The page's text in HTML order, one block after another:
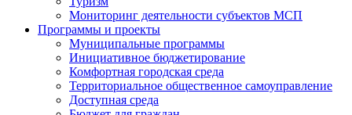
Мониторинг деятельности субъектов МСП
Программы и проекты
Муниципальные программы
Инициативное бюджетирование
Комфортная городская среда
Территориальное общественное самоуправление
Доступная среда